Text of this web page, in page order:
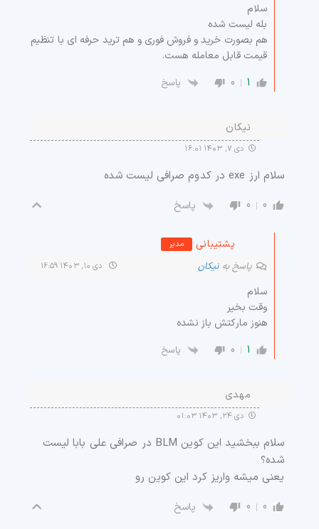
سلام
بله لیست شده
هم بصورت خرید و فروش فوری و هم ترید حرفه ای با تنظیم
قیمت قابل معامله هست.
1
0 پاسخ
نیکان
دی ۷, ۱۴۰۳ ۱۶:۰۱
سلام ارز exe در کدوم صرافی لیست شده
0
0 پاسخ
پشتیبانی مدیر
پاسخ بهنیکان دی ۱۰, ۱۴۰۳ ۱۶:۵۹
سلام
وقت بخیر
هنوز مارکتش باز نشده
1
0 پاسخ
مهدی
دی ۲۴, ۱۴۰۳ ۰۱:۰۳
سلام ببخشید این کوین BLM در صرافی علی بابا لیست
شده؟
یعنی میشه واریز کرد این کوین رو
0
0 پاسخ